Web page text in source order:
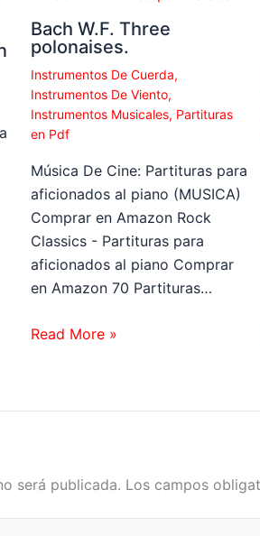
Bach W.F. Three
polonaises.
Instrumentos De Cuerda,
Instrumentos De Viento,
Instrumentos Musicales, Partituras
en Pdf
Música De Cine: Partituras para
aficionados al piano (MUSICA)
Comprar en Amazon Rock
Classics - Partituras para
aficionados al piano Comprar
en Amazon 70 Partituras…
Read More »
será publicada. Los campos